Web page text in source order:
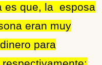
es que, la esposa
eran muy
para